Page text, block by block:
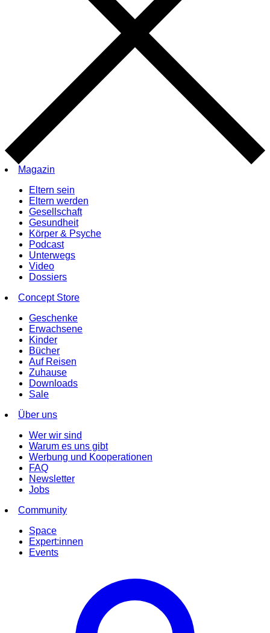
Magazin
Eltern sein
Eltern werden
Gesellschaft
Gesundheit
Körper & Psyche
Podcast
Unterwegs
Video
Dossiers
Concept Store
Geschenke
Erwachsene
Kinder
Bücher
Auf Reisen
Zuhause
Downloads
Sale
Über uns
Wer wir sind
Warum es uns gibt
Werbung und Kooperationen
FAQ
Newsletter
Jobs
Community
Space
Expert:innen
Events